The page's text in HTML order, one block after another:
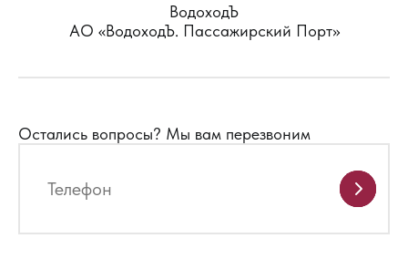
ВодоходЪ
АО «ВодоходЪ. Пассажирский Порт»
Остались вопросы? Мы вам перезвоним